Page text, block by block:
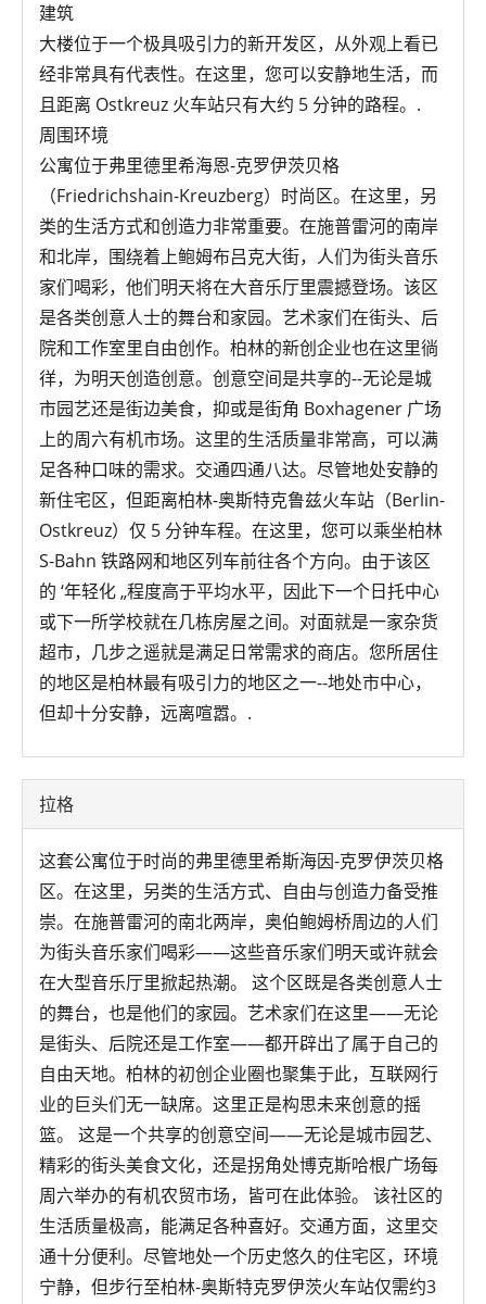
建筑
大楼位于一个极具吸引力的新开发区，从外观上看已
经非常具有代表性。在这里，您可以安静地生活，而
且距离 Ostkreuz 火车站只有大约 5 分钟的路程。.
周围环境
公寓位于弗里德里希海恩-克罗伊茨贝格
（Friedrichshain-Kreuzberg）时尚区。在这里，另
类的生活方式和创造力非常重要。在施普雷河的南岸
和北岸，围绕着上鲍姆布吕克大街，人们为街头音乐
家们喝彩，他们明天将在大音乐厅里震撼登场。该区
是各类创意人士的舞台和家园。艺术家们在街头、后
院和工作室里自由创作。柏林的新创企业也在这里徜
徉，为明天创造创意。创意空间是共享的--无论是城
市园艺还是街边美食，抑或是街角 Boxhagener 广场
上的周六有机市场。这里的生活质量非常高，可以满
足各种口味的需求。交通四通八达。尽管地处安静的
新住宅区，但距离柏林-奥斯特克鲁兹火车站（Berlin-
Ostkreuz）仅 5 分钟车程。在这里，您可以乘坐柏林
S-Bahn 铁路网和地区列车前往各个方向。由于该区
的 ‘年轻化 „程度高于平均水平，因此下一个日托中心
或下一所学校就在几栋房屋之间。对面就是一家杂货
超市，几步之遥就是满足日常需求的商店。您所居住
的地区是柏林最有吸引力的地区之一--地处市中心，
但却十分安静，远离喧嚣。.
拉格
这套公寓位于时尚的弗里德里希斯海因-克罗伊茨贝格
区。在这里，另类的生活方式、自由与创造力备受推
崇。在施普雷河的南北两岸，奥伯鲍姆桥周边的人们
为街头音乐家们喝彩——这些音乐家们明天或许就会
在大型音乐厅里掀起热潮。 这个区既是各类创意人士
的舞台，也是他们的家园。艺术家们在这里——无论
是街头、后院还是工作室——都开辟出了属于自己的
自由天地。柏林的初创企业圈也聚集于此，互联网行
业的巨头们无一缺席。这里正是构思未来创意的摇
篮。 这是一个共享的创意空间——无论是城市园艺、
精彩的街头美食文化，还是拐角处博克斯哈根广场每
周六举办的有机农贸市场，皆可在此体验。 该社区的
生活质量极高，能满足各种喜好。交通方面，这里交
通十分便利。尽管地处一个历史悠久的住宅区，环境
宁静，但步行至柏林-奥斯特克罗伊茨火车站仅需约3